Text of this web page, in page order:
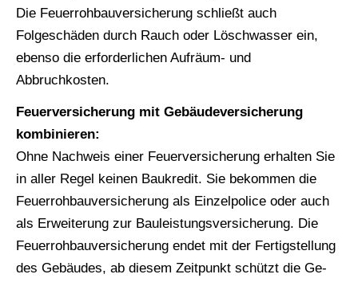
Die Feuerrohbauversicherung schließt auch
Folgeschäden durch Rauch oder Löschwasser ein,
ebenso die erforderlichen Aufräum- und
Abbruchkosten.
Feuerversicherung mit Ge­bäude­ver­si­che­rung
kombinieren:
Ohne Nachweis einer Feuerversicherung erhalten Sie
in aller Regel keinen Baukredit. Sie bekommen die
Feuerrohbauversicherung als Einzelpolice oder auch
als Erweiterung zur Bauleistungsversicherung. Die
Feuerrohbauversicherung endet mit der Fertigstellung
des Gebäudes, ab diesem Zeitpunkt schützt die Ge­